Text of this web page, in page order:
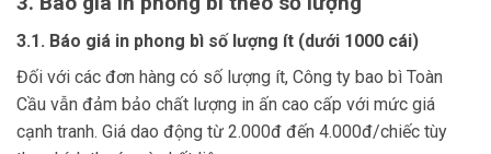
3.1. Báo giá in phong bì số lượng ít (dưới 1000 cái)
Đối với các đơn hàng có số lượng ít, Công ty bao bì Toàn
Cầu vẫn đảm bảo chất lượng in ấn cao cấp với mức giá
cạnh tranh. Giá dao động từ 2.000đ đến 4.000đ/chiếc tùy